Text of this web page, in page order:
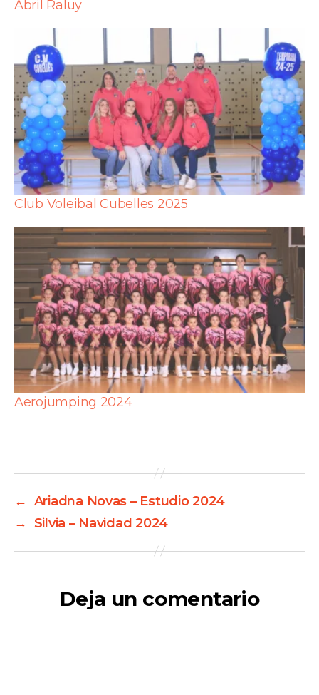
Abril Raluy
Club Voleibal Cubelles 2025
Aerojumping 2024
← Ariadna Novas – Estudio 2024
→ Silvia – Navidad 2024
Deja un comentario